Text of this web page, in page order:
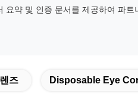
요약 및 인증 문서를 제공하여 파
즈 Disposable Eye